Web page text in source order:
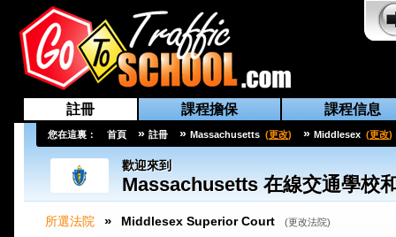
註冊 課程擔保 課程信息
您在這裏： 首頁 » 註冊 » Massachusetts (更改) » Middlesex (更改)
歡迎來到
Massachusetts在線交通學校
所選法院 » Middlesex Superior Court (更改法院)